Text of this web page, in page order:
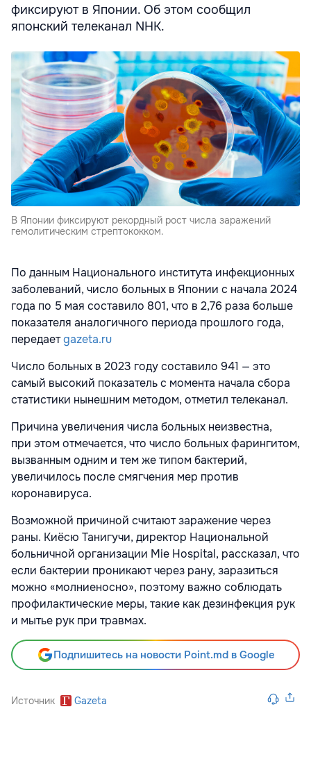
фиксируют в Японии. Об этом сообщил
японский телеканал NHK.
В Японии фиксируют рекордный рост числа заражений
гемолитическим стрептококком.
По данным Национального института инфекционных
заболеваний, число больных в Японии с начала 2024
года по 5 мая составило 801, что в 2,76 раза больше
показателя аналогичного периода прошлого года,
передаетgazeta.ru
Число больных в 2023 году составило 941 — это
самый высокий показатель с момента начала сбора
статистики нынешним методом, отметил телеканал.
Причина увеличения числа больных неизвестна,
при этом отмечается, что число больных фарингитом,
вызванным одним и тем же типом бактерий,
увеличилось после смягчения мер против
коронавируса.
Возможной причиной считают заражение через
раны. Киёсю Танигучи, директор Национальной
больничной организации Mie Hospital, рассказал, что
если бактерии проникают через рану, заразиться
можно «молниеносно», поэтому важно соблюдать
профилактические меры, такие как дезинфекция рук
и мытье рук при травмах.
Подпишитесь на новости Point.md в Google
Источник Gazeta